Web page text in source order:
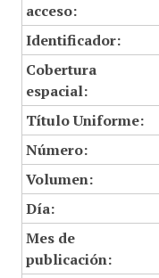
acceso:
Identificador:
Cobertura
espacial:
Título Uniforme:
Número:
Volumen:
Día:
Mes de
publicación: